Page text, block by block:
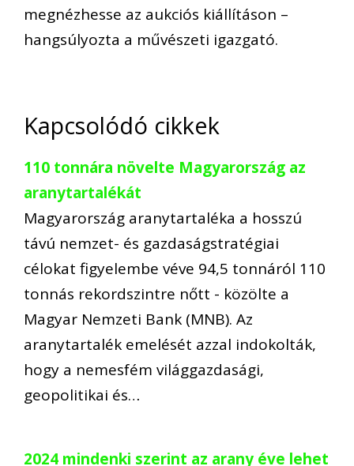
megnézhesse az aukciós kiállításon –
hangsúlyozta a művészeti igazgató.
Kapcsolódó cikkek
110 tonnára növelte Magyarország az
aranytartalékát
Magyarország aranytartaléka a hosszú
távú nemzet- és gazdaságstratégiai
célokat figyelembe véve 94,5 tonnáról 110
tonnás rekordszintre nőtt - közölte a
Magyar Nemzeti Bank (MNB). Az
aranytartalék emelését azzal indokolták,
hogy a nemesfém világgazdasági,
geopolitikai és…
2024 mindenki szerint az arany éve lehet